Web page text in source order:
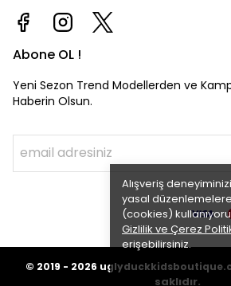
Alışveriş
yasal
(cookies)
Gizlilik ve Çerez
erişebilirsiniz.
Abone OL !
Yeni Sezon Trend Modellerden ve
Haberin Olsun.
© 2019 - 2026
saklıdır.